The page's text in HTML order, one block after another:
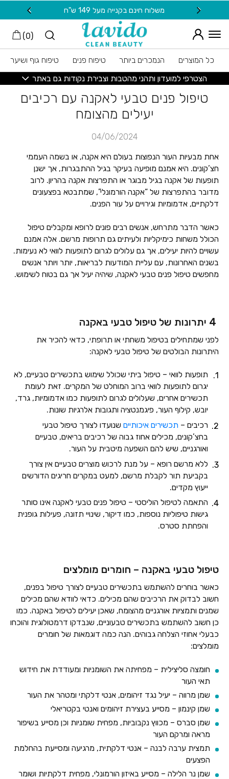
Skip to Content משלוח חינם בקנייה מעל 149 ש"ח
(
0
)
כל המוצרים הנמכרים ביותר טיפוח פנים
טיפוח גוף ושיער
הצטרפי למועדון ותהני מהטבות וצבירת נקודות גם באתר
טיפול פנים טבעי לאקנה עם רכיבים
יעילים מהצומח
04/06/2024
אחת מבעיות העור הנפוצות בעולם היא אקנה, או בשמה העממי
חצ’קונים. היא אמנם מופיעה בעיקר בגיל ההתבגרות, אך ישנן
תופעות של אקנה בגיל מבוגר או התפרצות אקנה בהריון. לרוב
מדובר בהתפרצות של “אקנה הורמונלי”, שמתבטא בפצעונים
דלקתיים, אדמומיות וגירויים על עור הפנים.
כאשר הדבר מתרחש, אנשים רבים פונים לרופא ומקבלים טיפול
הכולל משחות כימיקליות ולעיתים גם תרופות מרשם. אלה אמנם
עשויים להיות יעילים, אך גם עלולים לגרום לתופעות לוואי לא נעימות.
בשנים האחרונות, עם עליית המודעות לבריאות, יותר ויותר אנשים
מחפשים טיפול פנים טבעי לאקנה, שיהיה יעיל אך גם בטוח לשימוש.
לפני שמתחילים בטיפול משחתי או תרופתי, כדאי להכיר את
היתרונות הבולטים של טיפול טבעי לאקנה:
תופעות לוואי – טיפול ביתי שכולל שימוש בתכשירים טבעיים, לא
יגרום לתופעות לוואי ברוב המוחלט של המקרים. זאת לעומת
תכשירים אחרים, שעלולים לגרום לתופעות כמו אדמומיות, גרד,
יובש, קילוף העור, פיגמנטציה ותגובות אלרגיות שונות.
רכיבים –תכשירים איכותיים שנועדו לצורך טיפול טבעי
בחצ’קונים, מכילים אחוז גבוה של רכיבים בריאים, טבעיים
ואורגניים, שיש להם השפעה מיטבית על העור.
ללא מרשם רופא – על מנת לרכוש מוצרים טבעיים אין צורך
בקביעת תור לקבלת מרשם, למעט במקרים חריגים הדורשים
ייעוץ מקדים.
התאמה לטיפול הוליסטי – טיפול פנים טבעי לאקנה אינו סותר
גישות טיפוליות נוספות, כמו דיקור, שינויי תזונה, פעילות גופנית
והפחתת סטרס.
טיפול טבעי באקנה – חומרים מומלצים
כאשר בוחרים להשתמש בתכשירים טבעיים לצורך טיפול בפנים,
חשוב לבדוק את הרכיבים שהם מכילים. כדאי לוודא שהם מכילים
שמנים ותמציות אורגניים מהצומח, שאכן יעילים לטיפול באקנה. כמו
כן חשוב להשתמש בתכשירים טבעוניים, שנבדקו דרמטולוגית והוכחו
כבעלי אחוזי הצלחה גבוהים. הנה כמה דוגמאות של חומרים
מומלצים:
חומצה סליצילית – מפחיתה את השומניות ומעודדת את חידוש
תאי העור
שמן מרווה – יעיל נגד זיהומים, אנטי דלקתי ומטהר את העור
שמן קינמון – מסייע בעצירת זיהומים ואנטי בקטריאלי
שמן סברס – מכווץ נקבוביות, מפחית שומניות וכן מסייע בשיפור
מראה ומרקם העור
תמצית ערבה לבנה – אנטי דלקתית, מרגיעה ומסייעת בהחלמת
הפצעים
שמן נר הלילה – מסייע באיזון הורמונלי, מפחית דלקתיות ושומר
בחזרה למעלה